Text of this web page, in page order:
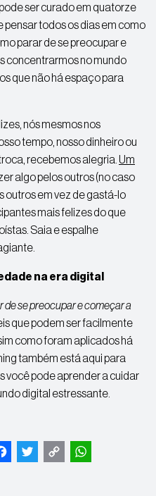
ser curado em quatorze
pensar todos os dias em como
parar de se preocupar e
concentrarmos no mundo
que não há espaço para
nós mesmos nos
tempo, nosso dinheiro ou
recebemos alegria. Um
algo pelos outros (no caso
outros em vez de gastá-lo
mais felizes do que
Saia e espalhe
na era digital
de se preocupar e começar a
que podem ser facilmente
como foram aplicados há
também está aqui para
você pode aprender a cuidar
digital estressante.
TwitterCopy
WhatsApp